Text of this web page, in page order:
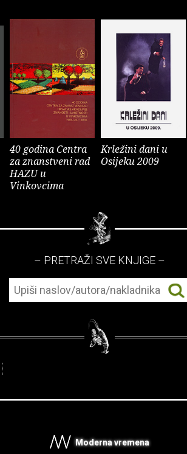
40 godina Centra
za znanstveni rad
HAZU u
Vinkovcima
Krležini dani u
Osijeku 2009
– PRETRAŽI SVE KNJIGE –
Moderna vremena